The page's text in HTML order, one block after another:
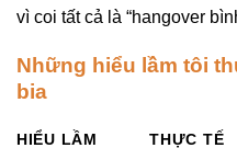
vì coi tất cả là “hangover
Những hiểu lầm tôi
bia
HIỂU LẦM THỰC TẾ